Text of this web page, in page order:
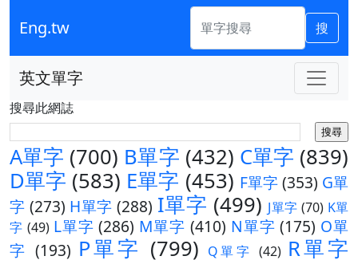
Eng.tw 搜
英文單字
搜尋此網誌
A單字 (700) B單字 (432) C單字 (839)
D單字 (583) E單字 (453) F單字(353) G單
字 (273) H單字 (288) I單字 (499) J單字 (70) K單
字 (49) L單字 (286) M單字 (410) N單字 (175) O單
字 (193) P單字 (799) Q單字 (42) R單字